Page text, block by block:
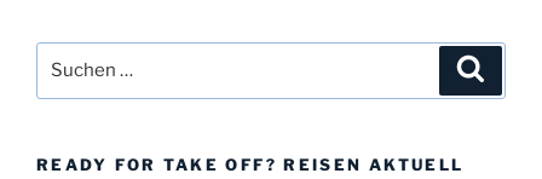
nach:
READY FOR TAKE OFF? REISEN AKTUELL